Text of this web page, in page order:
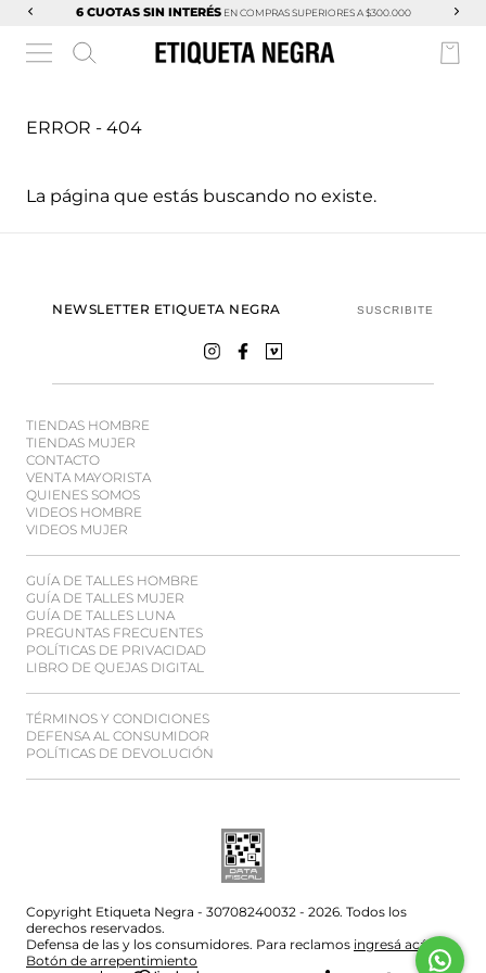
6 CUOTAS SIN INTERÉSEN COMPRAS SUPERIORES A $300.000
ERROR - 404
La página que estás buscando no existe.
TIENDAS HOMBRE
TIENDAS MUJER
CONTACTO
VENTA MAYORISTA
QUIENES SOMOS
VIDEOS HOMBRE
VIDEOS MUJER
GUÍA DE TALLES HOMBRE
GUÍA DE TALLES MUJER
GUÍA DE TALLES LUNA
PREGUNTAS FRECUENTES
POLÍTICAS DE PRIVACIDAD
LIBRO DE QUEJAS DIGITAL
TÉRMINOS Y CONDICIONES
DEFENSA AL CONSUMIDOR
POLÍTICAS DE DEVOLUCIÓN
NEWSLETTER ETIQUETA NEGRA SUSCRIBITE
Copyright Etiqueta Negra - 30708240032 - 2026. Todos los
derechos reservados.
Defensa de las y los consumidores. Para reclamos ingresá acá.
Botón de arrepentimiento